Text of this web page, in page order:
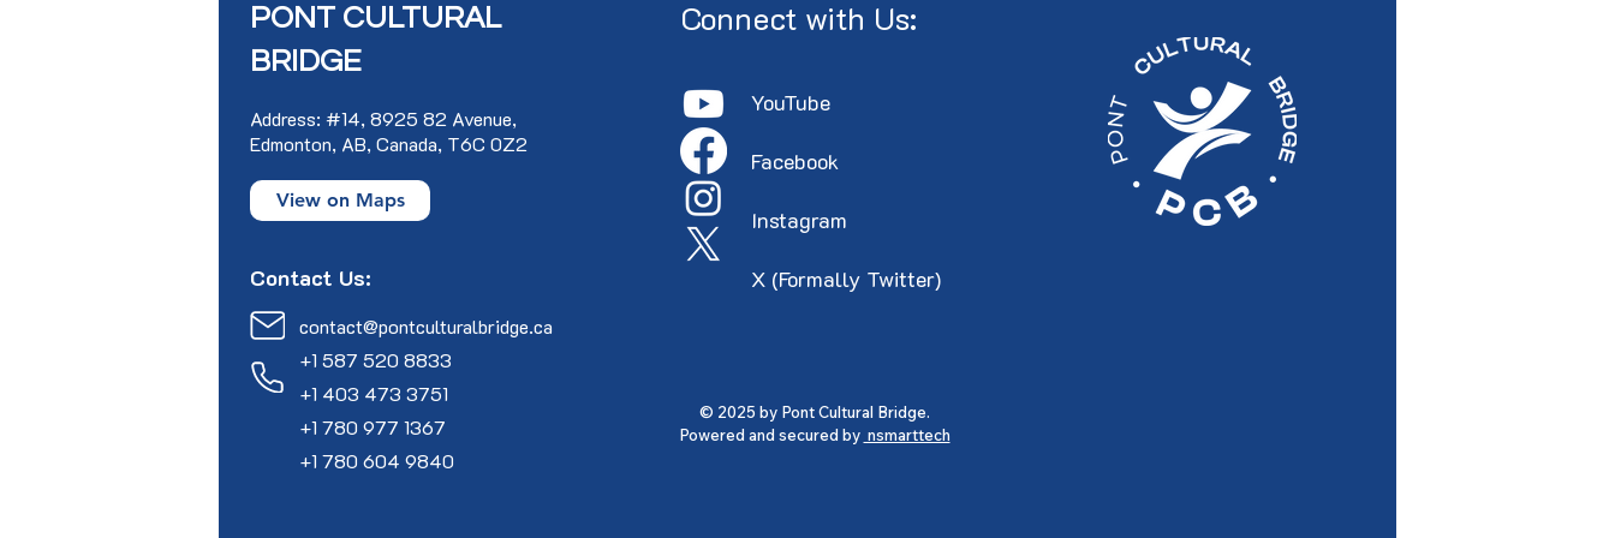
PONT CULTURAL
BRIDGE
Address: #14, 8925 82 Avenue,
Edmonton, AB, Canada, T6C 0Z2
View on Maps
Contact Us:
contact@pontculturalbridge.ca
+1 587 520 8833
+1 403 473 3751
+1 780 977 1367
+1 780 604 9840
Connect with Us:
YouTube
Facebook
Instagram
X (Formally Twitter)
© 2025 by Pont Cultural Bridge.
Powered and secured by nsmarttech